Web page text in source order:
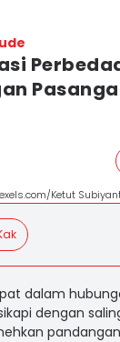
Ketut
dalam
dengan